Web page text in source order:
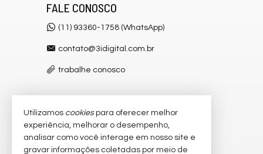
FALE CONOSCO
(11) 93360-1758 (WhatsApp)
contato@3idigital.com.br
trabalhe conosco
VEJA MAIS
receba nosso newsletter
Utilizamos cookiespara oferecer melhor
experiência, melhorar o desempenho,
analisar como você interage em nosso site e
gravar informações coletadas por meio de